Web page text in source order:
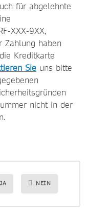
für abgelehnte
XXX-9XX,
Zahlung haben
Kreditkarte
Sie uns bitte
nicht in der
JA NEIN